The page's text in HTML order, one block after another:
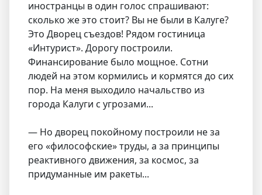
иностранцы в один голос спрашивают:
сколько же это стоит? Вы не были в Калуге?
Это Дворец съездов! Рядом гостиница
«Интурист». Дорогу построили.
Финансирование было мощное. Сотни
людей на этом кормились и кормятся до сих
пор. На меня выходило начальство из
города Калуги с угрозами...
— Но дворец покойному построили не за
его «философские» труды, а за принципы
реактивного движения, за космос, за
придуманные им ракеты...